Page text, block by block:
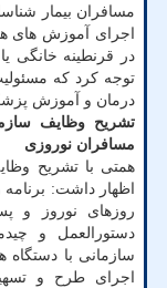
مسافران بیمار
اجرای آموزش های
در قرنطینه خانگی
توجه کرد که
درمان و آموزش
تشریح وظایف
مسافران نوروزی
همتی با تشریح
اظهار داشت:
روزهای نوروز و
دستورالعمل و
سازمانی با
اجرای طرح و